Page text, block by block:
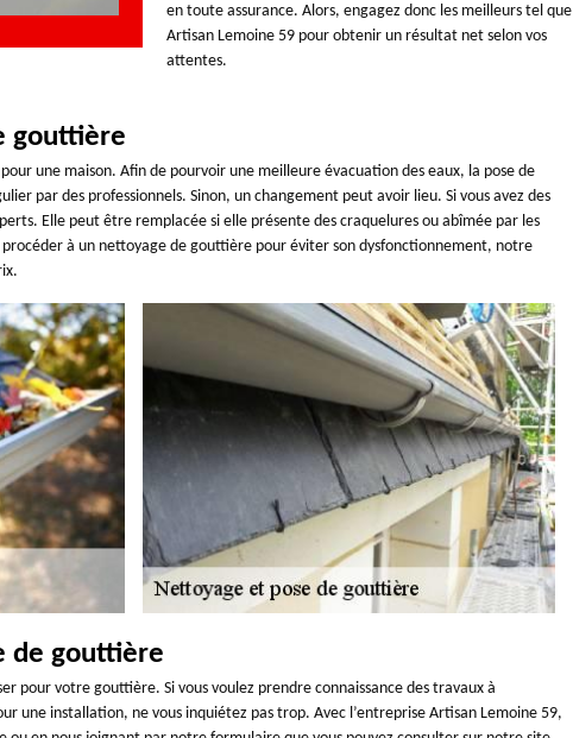
en toute assurance. Alors, engagez donc les meilleurs tel que
Artisan Lemoine 59 pour obtenir un résultat net selon vos
attentes.
gouttière
une maison. Afin de pourvoir une meilleure évacuation des eaux, la pose de
par des professionnels. Sinon, un changement peut avoir lieu. Si vous avez des
Elle peut être remplacée si elle présente des craquelures ou abîmée par les
à un nettoyage de gouttière pour éviter son dysfonctionnement, notre
de gouttière
pour votre gouttière. Si vous voulez prendre connaissance des travaux à
une installation, ne vous inquiétez pas trop. Avec l’entreprise Artisan Lemoine 59,